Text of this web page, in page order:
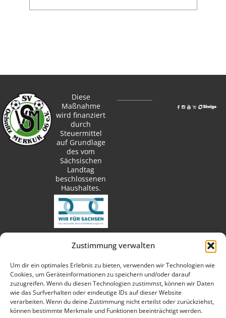
Zustimmung verwalten
Um dir ein optimales Erlebnis zu bieten, verwenden wir Technologien wie
Cookies, um Geräteinformationen zu speichern und/oder darauf
zuzugreifen. Wenn du diesen Technologien zustimmst, können wir Daten
wie das Surfverhalten oder eindeutige IDs auf dieser Website
verarbeiten. Wenn du deine Zustimmung nicht erteilst oder zurückziehst,
können bestimmte Merkmale und Funktionen beeinträchtigt werden.
Diese
Maßnahme
wird finanziert
durch
Steuermittel
auf Grundlage
des vom
Sächsischen
Landtag
beschlossenen
Haushaltes.
techn. Umsetzung:
Fotos: